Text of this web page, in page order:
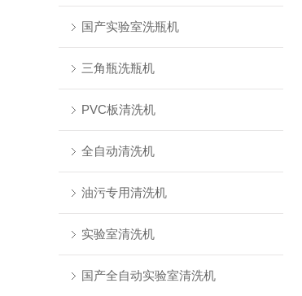
国产实验室洗瓶机
三角瓶洗瓶机
PVC板清洗机
全自动清洗机
油污专用清洗机
实验室清洗机
国产全自动实验室清洗机